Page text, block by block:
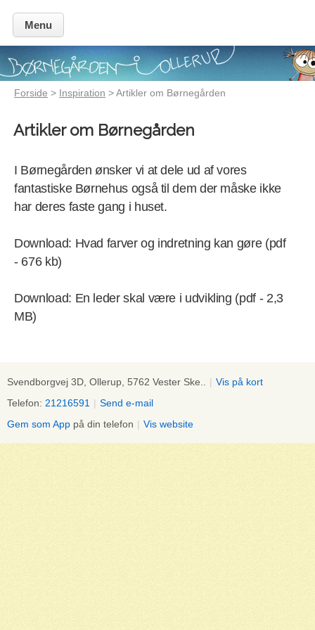
Menu
Forside > Inspiration > Artikler om Børnegården
Artikler om Børnegården
I Børnegården ønsker vi at dele ud af vores
fantastiske Børnehus også til dem der måske ikke
har deres faste gang i huset.
Download: Hvad farver og indretning kan gøre (pdf
- 676 kb)
Download: En leder skal være i udvikling (pdf - 2,3
MB)
Svendborgvej 3D, Ollerup, 5762 Vester Ske.. | Vis på kort
Telefon: 21216591 | Send e-mail
Gem som App på din telefon | Vis website